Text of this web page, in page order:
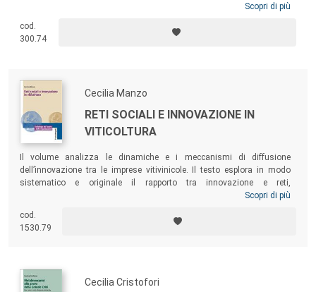
di solidarietà, come causale Cigs; Fondi di solidarietà), ma anche
solidarietà che si esprime in modo differente, sotto il profilo della
tendenziale convergenza tra strumenti a sostegno del reddito in
Scopri di più
cod.
300.74
Cecilia Manzo
RETI SOCIALI E INNOVAZIONE IN
VITICOLTURA
Il volume analizza le dinamiche e i meccanismi di diffusione
dell’innovazione tra le imprese vitivinicole. Il testo esplora in modo
sistematico e originale il rapporto tra innovazione e reti,
focalizzandosi sul caso della viticoltura in Sicilia, che negli ultimi due
che ha consentito il riorientamento strategico del settore e la
definizione di un ruolo ben preciso all’interno del sistema competitivo
Scopri di più
cod.
1530.79
Cecilia Cristofori